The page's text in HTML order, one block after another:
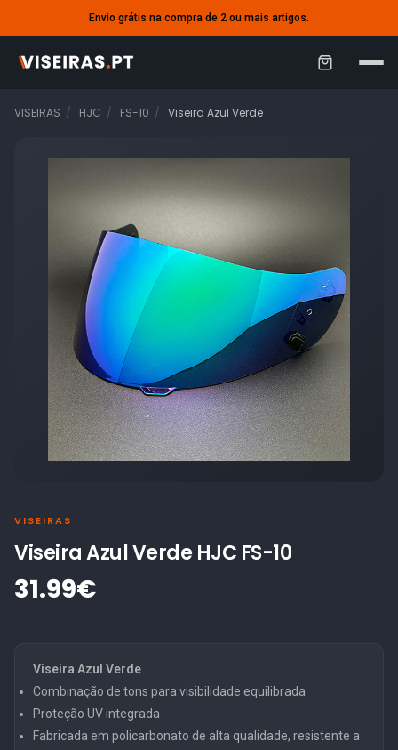
Envio grátis na compra de 2 ou mais artigos.
C
r
o
VISEIRAS HJC FS-10 Viseira Azul Verde
VISEIRAS
Viseira Azul Verde HJC FS-10
31.99€
Viseira Azul Verde
Combinação de tons para visibilidade equilibrada
Proteção UV integrada
Fabricada em policarbonato de alta qualidade, resistente a